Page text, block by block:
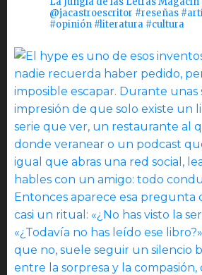
@jacastroescritor #reseñas
#opinión #literatura #cultura